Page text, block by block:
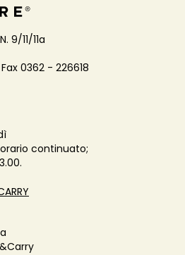
9/11/11a
0362 - 226618
continuato;